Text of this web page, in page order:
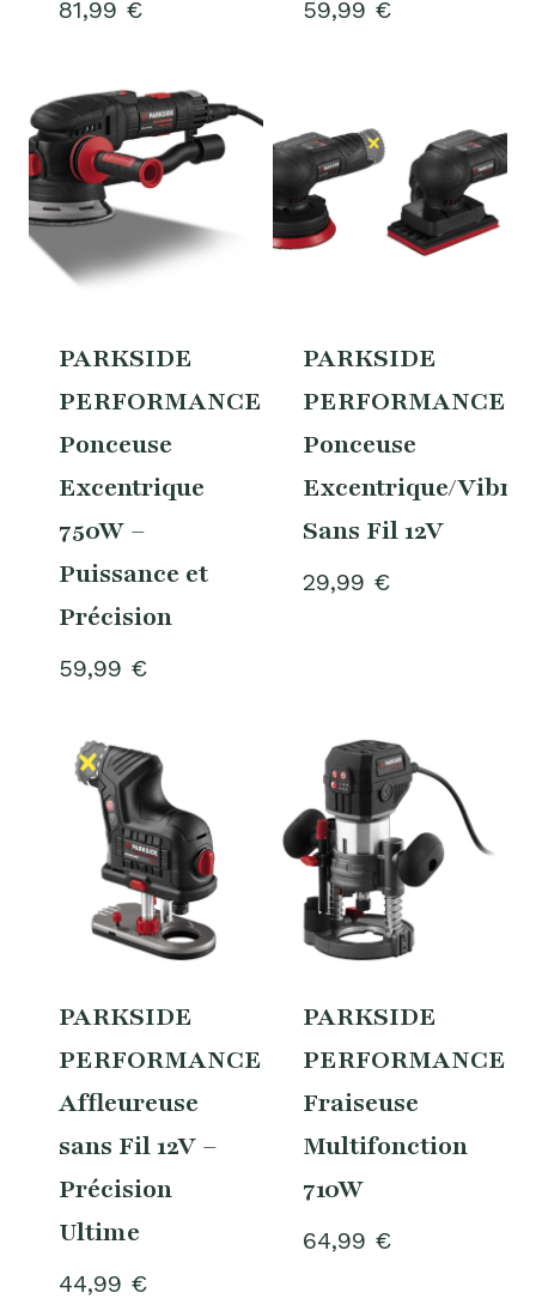
81,99 € 59,99 €
PARKSIDE
PERFORMANCE
Ponceuse
Excentrique
750W –
Puissance et
Précision
59,99 €
PARKSIDE
PERFORMANCE
Ponceuse
Excentrique/
Sans Fil 12V
29,99 €
PARKSIDE
PERFORMANCE®
Affleureuse
sans Fil 12V –
Précision
Ultime
44,99 €
PARKSIDE
PERFORMANCE®
Fraiseuse
Multifonction
710W
64,99 €